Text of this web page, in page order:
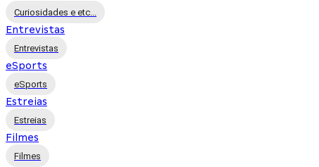
Curiosidades e etc...
Entrevistas
Entrevistas
eSports
eSports
Estreias
Estreias
Filmes
Filmes